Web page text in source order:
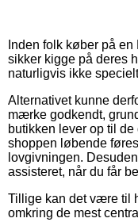
Inden folk køber på
sikker kigge på deres
naturligvis ikke
Alternativet kunne
mærke godkendt,
butikken lever op til
shoppen løbende
lovgivningen.
assisteret, når du får
Tillige kan det være til
omkring de mest